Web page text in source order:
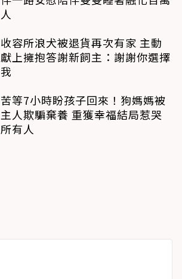
人
收容所浪犬被退貨再次有家 主動
獻上擁抱答謝新飼主：謝謝你選擇
我
苦等7小時盼孩子回來！狗媽媽被
主人欺騙棄養 重獲幸福結局惹哭
所有人